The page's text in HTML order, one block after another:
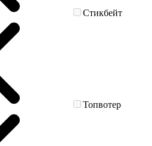
Стикбейт
Топвотер